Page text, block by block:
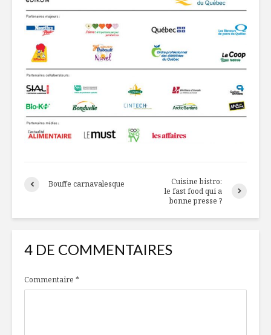
Bouffe carnavalesque
Cuisine bistro:
le fast food qui a
bonne presse ?
4 DE COMMENTAIRES
Commentaire *